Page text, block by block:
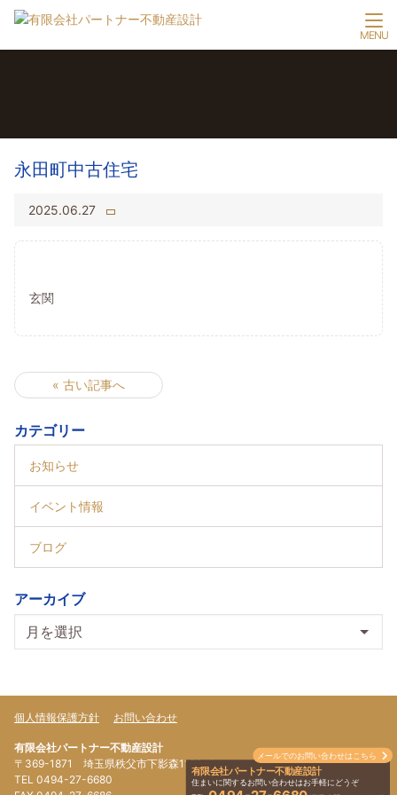
メールでのお問い合わせはこちら
有限会社パートナー不動産設計
住まいに関するお問い合わせはお手軽にどうぞ
永田町中古住宅
2025.06.27
玄関
« 古い記事へ
カテゴリー
お知らせ
イベント情報
ブログ
アーカイブ
個人情報保護方針 お問い合わせ
有限会社パートナー不動産設計
〒369-1871 埼玉県秩父市下影森1179-4
TEL 0494-27-6680